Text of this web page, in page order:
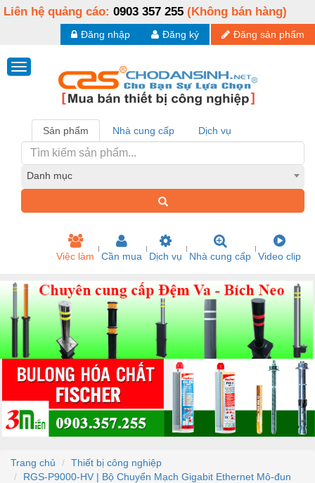
Liên hệ quảng cáo: 0903 357 255 (Không bán hàng)
Đăng sản phẩm
Đăng ký
Đăng nhập
Sản phẩm Nhà cung cấp Dịch vụ
Danh mục
Việc làm Cần mua Dịch vụ Nhà cung cấp Video clip
Trang chủ
Thiết bị công nghiệp
RGS-P9000-HV | Bộ Chuyển Mạch Gigabit Ethernet Mô-đun